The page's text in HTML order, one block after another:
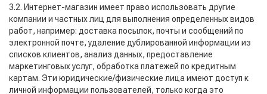
3.2. Интернет-магазин имеет право использовать другие
компании и частных лиц для выполнения определенных видов
работ, например: доставка посылок, почты и сообщений по
электронной почте, удаление дублированной информации из
списков клиентов, анализ данных, предоставление
маркетинговых услуг, обработка платежей по кредитным
картам. Эти юридические/физические лица имеют доступ к
личной информации пользователей, только когда это